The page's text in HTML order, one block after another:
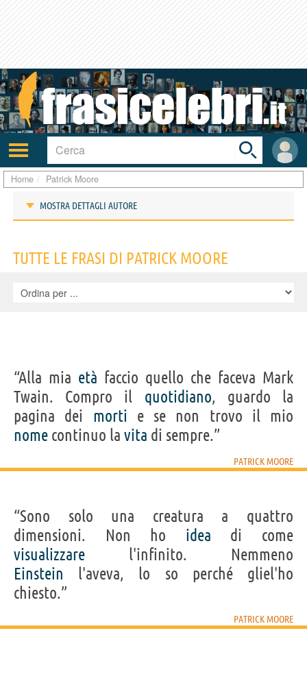
Attiva/disattiva
navigazione
User
area
Toggle
search
bar
Home Patrick Moore
MOSTRA DETTAGLI AUTORE
IDENTIKIT E DATI ANAGRAFICI
Nome
Cognome Caldwell-Moore
Pseudonimo Patrick Moore
Nato 4 marzo 1923 a Pinner
Morto 9 ottobre 2012
Sesso maschile
Segno zodiacale Pesci
5IN ITALIANO
“È davvero troppo facile vedere la metà di ciò che
ti aspetti di vedere.”
Condividi Tweet
TUTTE LE FRASI DI PATRICK MOORE
“Alla mia età faccio quello che faceva Mark
Twain. Compro il quotidiano, guardo la
pagina dei morti e se non trovo il mio
nome continuo la vita di sempre.”
PATRICK MOORE
“Sono solo una creatura a quattro
dimensioni. Non ho idea di come
visualizzare l'infinito. Nemmeno
Einstein l'aveva, lo so perché gliel'ho
chiesto.”
PATRICK MOORE